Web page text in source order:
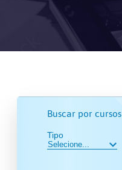
Buscar por cursos
Tipo